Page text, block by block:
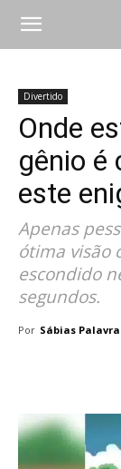
Divertido
Onde
gênio é
este
Apenas
ótima visão
escondido
segundos.
Por Sábias